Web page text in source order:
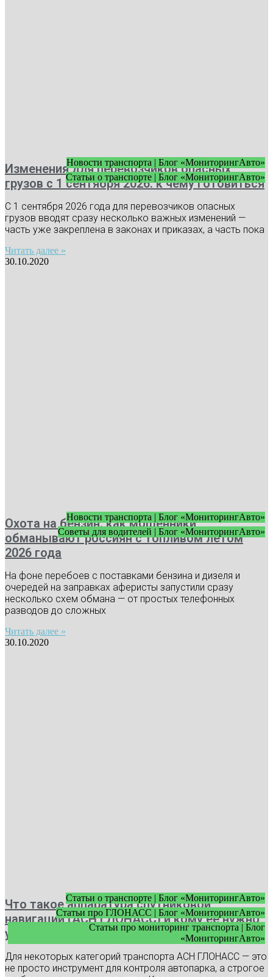
Новости транспорта | Блог «МониторингАвто»
Статьи о транспорте | Блог «МониторингАвто»
Изменения для перевозчиков опасных
грузов с 1 сентября 2026: к чему готовиться
С 1 сентября 2026 года для перевозчиков опасных
грузов вводят сразу несколько важных изменений —
часть уже закреплена в законах и приказах, а часть пока
Читать далее »
30.10.2020
Новости транспорта | Блог «МониторингАвто»
Советы для водителей | Блог «МониторингАвто»
Охота на бензин: как мошенники
обманывают россиян с топливом летом
2026 года
На фоне перебоев с поставками бензина и дизеля и
очередей на заправках аферисты запустили сразу
несколько схем обмана — от простых телефонных
разводов до сложных
Читать далее »
30.10.2020
Статьи о транспорте | Блог «МониторингАвто»
Статьи про ГЛОНАСС | Блог «МониторингАвто»
Статьи про мониторинг транспорта | Блог
«МониторингАвто»
Что такое аппаратура спутниковой
навигации (АСН ГЛОНАСС) и кому ее нужно
устанавливать
Для некоторых категорий транспорта АСН ГЛОНАСС — это
не просто инструмент для контроля автопарка, а строгое